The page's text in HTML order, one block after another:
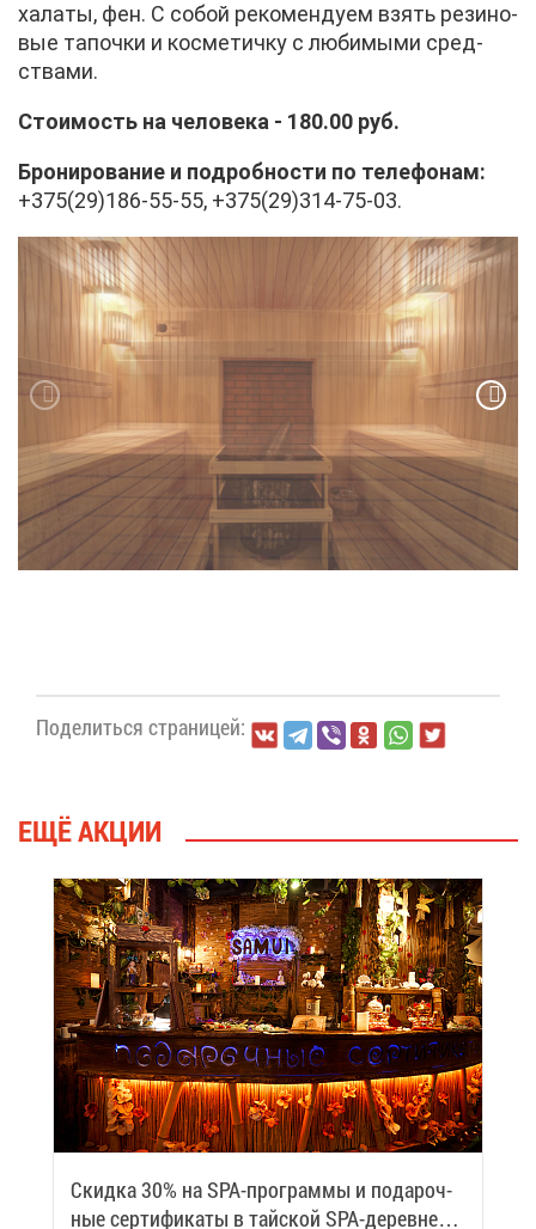
ха­ла­ты, фен. С со­бой ре­ко­мен­ду­ем взять ре­зи­но­
вые та­поч­ки и кос­ме­тич­ку с лю­би­мы­ми сред­
ства­ми.
Сто­и­мость на че­ло­ве­ка - 180.00 руб.
Бро­ни­ро­ва­ние и по­дроб­но­сти по те­ле­фо­нам:
+375(29)186-55-55, +375(29)314-75-03.
По­де­лить­ся стра­ни­цей:
ЕЩЁ АК­ЦИИ
Скид­ка 30% на SPA-про­грам­мы и по­да­роч­
ные сер­ти­фи­ка­ты в тай­ской SPA-де­ревне